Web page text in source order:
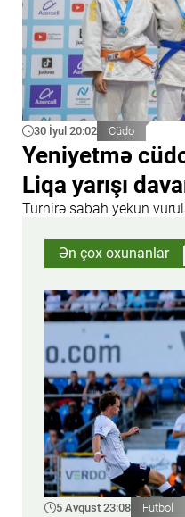
30 İyul 20:02 Cüdo
Yeniyetmə
Liqa yarışı
Turnirə sabah yekun
Ən çox oxunanlar
5 Avqust 23:08 Futbol